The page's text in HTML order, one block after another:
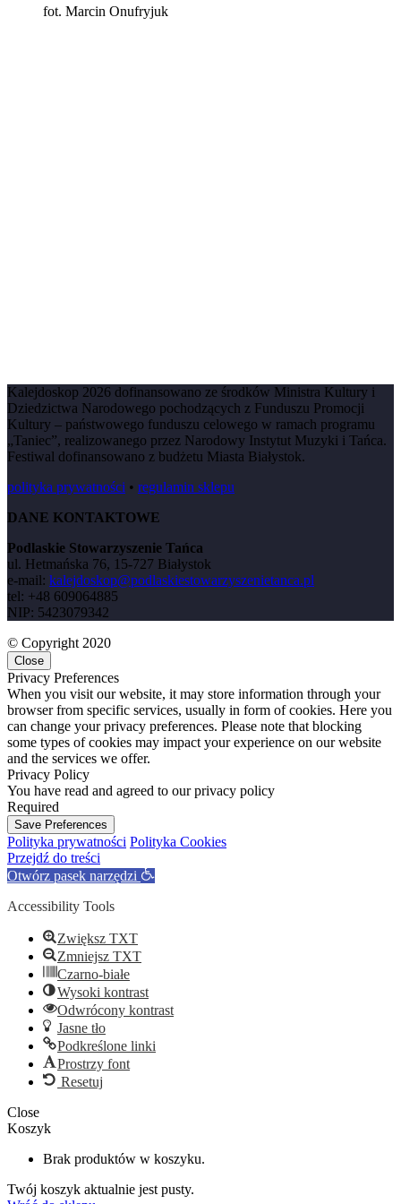
fot. Marcin Onufryjuk
Kalejdoskop 2026 dofinansowano ze środków Ministra Kultury i
Dziedzictwa Narodowego pochodzących z Funduszu Promocji
Kultury – państwowego funduszu celowego w ramach programu
„Taniec”, realizowanego przez Narodowy Instytut Muzyki i Tańca.
Festiwal dofinansowano z budżetu Miasta Białystok.
polityka prywatności • regulamin sklepu
DANE KONTAKTOWE
Podlaskie Stowarzyszenie Tańca
ul. Hetmańska 76, 15-727 Białystok
e-mail: kalejdoskop@podlaskiestowarzyszenietanca.pl
tel: +48 609064885
NIP: 5423079342
© Copyright 2020
Close
Privacy Preferences
When you visit our website, it may store information through your
browser from specific services, usually in form of cookies. Here you
can change your privacy preferences. Please note that blocking
some types of cookies may impact your experience on our website
and the services we offer.
Privacy Policy
You have read and agreed to our privacy policy
Required
Save Preferences
Polityka prywatności Polityka Cookies
Przejdź do treści
Otwórz pasek narzędzi
Accessibility Tools
Zwiększ TXT
Zmniejsz TXT
Czarno-białe
Wysoki kontrast
Odwrócony kontrast
Jasne tło
Podkreślone linki
Prostrzy font
Resetuj
Close
Koszyk
Brak produktów w koszyku.
Twój koszyk aktualnie jest pusty.